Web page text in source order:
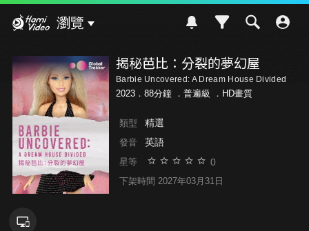
瀏覽
揭秘芭比：分裂的夢幻屋
Barbie Uncovered: A Dream House Divided
2023．88分鐘 ． 普遍級 ．HD畫質
類型 精選
發音 英語
星等 0
下架時間 2027年03月31日